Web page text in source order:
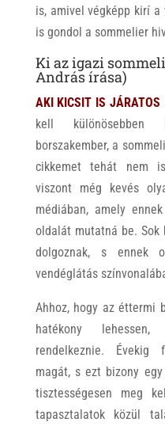
is, amivel végképp kirí
is gondol a sommelier
Ki az igazi
András írása)
AKI KICSIT IS JÁRATOS
kell különösebben
borszakember, a
cikkemet tehát nem
viszont még kevés
médiában, amely
oldalát mutatná be. Sok
dolgoznak, s ennek
vendéglátás
Ahhoz, hogy az éttermi
hatékony
rendelkeznie. Évekig
magát, s ezt bizony
tisztességesen meg
tapasztalatok közül